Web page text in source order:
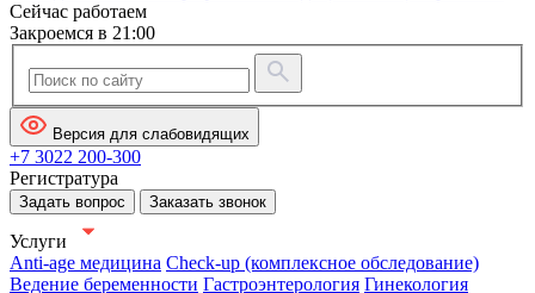
Сейчас работаем
Закроемся в 21:00
Версия для слабовидящих
+7 3022 200-300
Регистратура
Задать вопрос Заказать звонок
Услуги
Anti-age медицина Check-up (комплексное обследование)
Ведение беременности Гастроэнтерология Гинекология